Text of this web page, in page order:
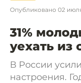
Опубликовано 02
31%
уехать из
В России
настроения.